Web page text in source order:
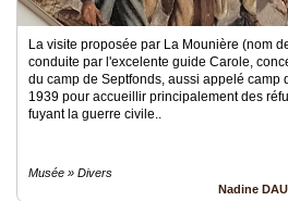
La visite proposée par La Mounière (nom
conduite par l'excelente guide Carole,
du camp de Septfonds, aussi appelé camp
1939 pour accueillir principalement des
fuyant la guerre civile..
Musée » Divers
Nadine